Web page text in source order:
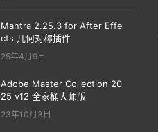
Mantra 2.25.3 for After Effe
cts 几何对称插件
25年4月9日
Adobe Master Collection 20
25 v12 全家桶大师版
23年10月3日